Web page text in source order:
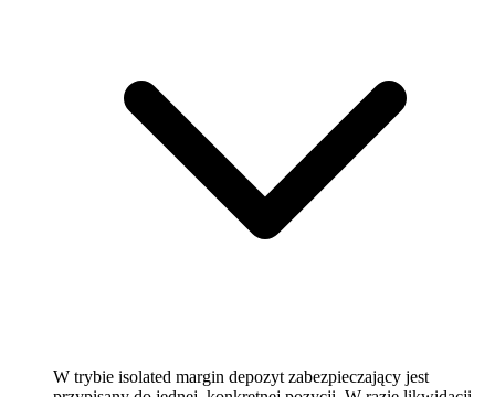
W trybie isolated margin depozyt zabezpieczający jest